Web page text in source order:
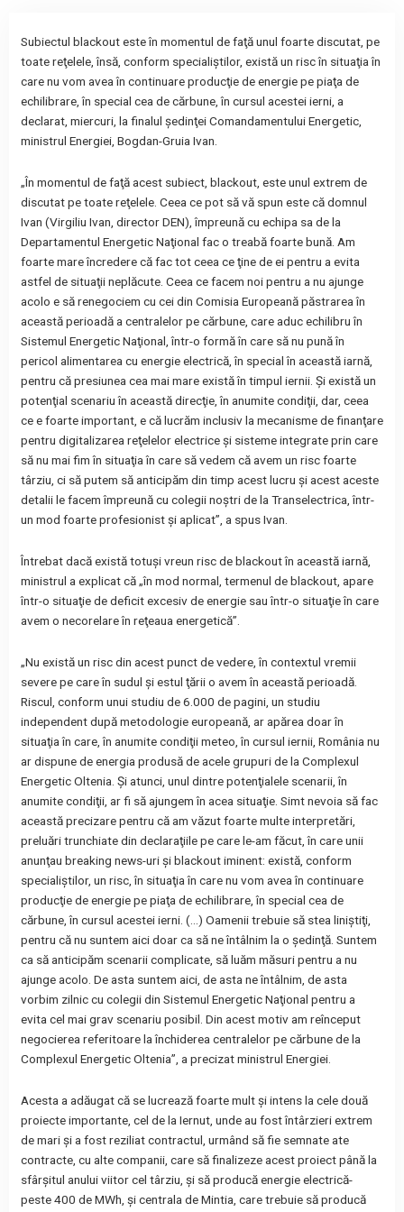
Subiectul blackout este în momentul de faţă unul foarte discutat, pe
toate reţelele, însă, conform specialiştilor, există un risc în situaţia în
care nu vom avea în continuare producţie de energie pe piaţa de
echilibrare, în special cea de cărbune, în cursul acestei ierni, a
declarat, miercuri, la finalul şedinţei Comandamentului Energetic,
ministrul Energiei, Bogdan-Gruia Ivan.
„În momentul de faţă acest subiect, blackout, este unul extrem de
discutat pe toate reţelele. Ceea ce pot să vă spun este că domnul
Ivan (Virgiliu Ivan, director DEN), împreună cu echipa sa de la
Departamentul Energetic Naţional fac o treabă foarte bună. Am
foarte mare încredere că fac tot ceea ce ţine de ei pentru a evita
astfel de situaţii neplăcute. Ceea ce facem noi pentru a nu ajunge
acolo e să renegociem cu cei din Comisia Europeană păstrarea în
această perioadă a centralelor pe cărbune, care aduc echilibru în
Sistemul Energetic Naţional, într-o formă în care să nu pună în
pericol alimentarea cu energie electrică, în special în această iarnă,
pentru că presiunea cea mai mare există în timpul iernii. Şi există un
potenţial scenariu în această direcţie, în anumite condiţii, dar, ceea
ce e foarte important, e că lucrăm inclusiv la mecanisme de finanţare
pentru digitalizarea reţelelor electrice şi sisteme integrate prin care
să nu mai fim în situaţia în care să vedem că avem un risc foarte
târziu, ci să putem să anticipăm din timp acest lucru şi acest aceste
detalii le facem împreună cu colegii noştri de la Transelectrica, într-
un mod foarte profesionist şi aplicat”, a spus Ivan.
Întrebat dacă există totuşi vreun risc de blackout în această iarnă,
ministrul a explicat că „în mod normal, termenul de blackout, apare
într-o situaţie de deficit excesiv de energie sau într-o situaţie în care
avem o necorelare în reţeaua energetică”.
„Nu există un risc din acest punct de vedere, în contextul vremii
severe pe care în sudul şi estul ţării o avem în această perioadă.
Riscul, conform unui studiu de 6.000 de pagini, un studiu
independent după metodologie europeană, ar apărea doar în
situaţia în care, în anumite condiţii meteo, în cursul iernii, România nu
ar dispune de energia produsă de acele grupuri de la Complexul
Energetic Oltenia. Şi atunci, unul dintre potenţialele scenarii, în
anumite condiţii, ar fi să ajungem în acea situaţie. Simt nevoia să fac
această precizare pentru că am văzut foarte multe interpretări,
preluări trunchiate din declaraţiile pe care le-am făcut, în care unii
anunţau breaking news-uri şi blackout iminent: există, conform
specialiştilor, un risc, în situaţia în care nu vom avea în continuare
producţie de energie pe piaţa de echilibrare, în special cea de
cărbune, în cursul acestei ierni. (…) Oamenii trebuie să stea liniştiţi,
pentru că nu suntem aici doar ca să ne întâlnim la o şedinţă. Suntem
ca să anticipăm scenarii complicate, să luăm măsuri pentru a nu
ajunge acolo. De asta suntem aici, de asta ne întâlnim, de asta
vorbim zilnic cu colegii din Sistemul Energetic Naţional pentru a
evita cel mai grav scenariu posibil. Din acest motiv am reînceput
negocierea referitoare la închiderea centralelor pe cărbune de la
Complexul Energetic Oltenia”, a precizat ministrul Energiei.
Acesta a adăugat că se lucrează foarte mult şi intens la cele două
proiecte importante, cel de la Iernut, unde au fost întârzieri extrem
de mari şi a fost reziliat contractul, urmând să fie semnate ate
contracte, cu alte companii, care să finalizeze acest proiect până la
sfârşitul anului viitor cel târziu, şi să producă energie electrică-
peste 400 de MWh, şi centrala de Mintia, care trebuie să producă